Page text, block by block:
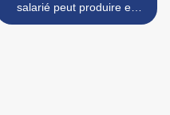
salarié peut produire en
justice un enregistrement